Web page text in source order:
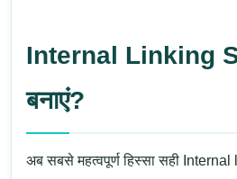
Internal Linking
बनाएं?
अब सबसे महत्वपूर्ण हिस्सा सही